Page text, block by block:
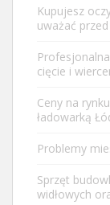
Kupujesz
uważać
cięcie i
Ceny na
ładowarką
Problemy
Sprzęt
widłowych